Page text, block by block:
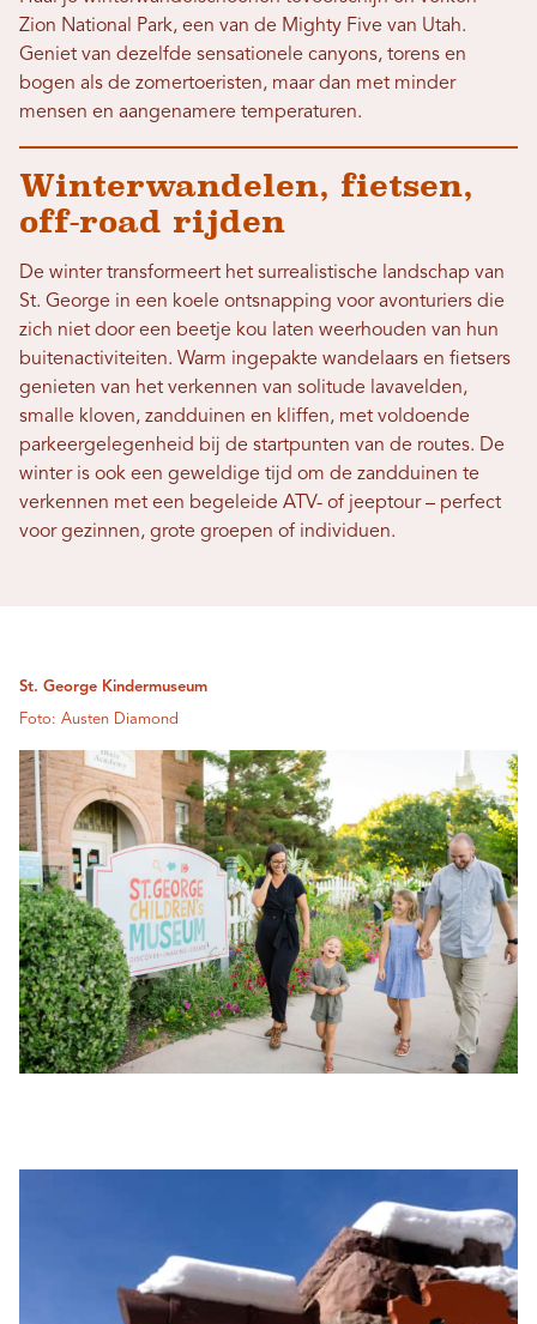
Zion National Park, een van de Mighty Five van Utah.
Geniet van dezelfde sensationele canyons, torens en
bogen als de zomertoeristen, maar dan met minder
mensen en aangenamere temperaturen.
Winterwandelen, fietsen,
off-road rijden
De winter transformeert het surrealistische landschap van
St. George in een koele ontsnapping voor avonturiers die
zich niet door een beetje kou laten weerhouden van hun
buitenactiviteiten. Warm ingepakte wandelaars en fietsers
genieten van het verkennen van solitude lavavelden,
smalle kloven, zandduinen en kliffen, met voldoende
parkeergelegenheid bij de startpunten van de routes. De
winter is ook een geweldige tijd om de zandduinen te
verkennen met een begeleide ATV- of jeeptour – perfect
voor gezinnen, grote groepen of individuen.
St. George Kindermuseum
Foto: Austen Diamond